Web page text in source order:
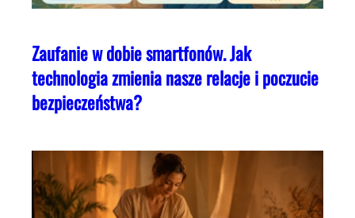
Zaufanie w dobie smartfonów. Jak
technologia zmienia nasze relacje i poczucie
bezpieczeństwa?